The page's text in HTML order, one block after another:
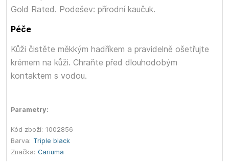
Gold Rated. Podešev: přírodní kaučuk.
Péče
Kůži čistěte měkkým hadříkem a pravidelně ošetřujte
krémem na kůži. Chraňte před dlouhodobým
kontaktem s vodou.
Parametry:
Kód zboží: 1002856
Barva: Triple black
Značka: Cariuma